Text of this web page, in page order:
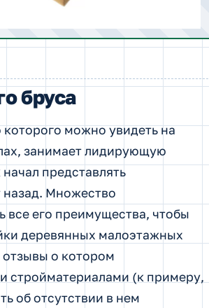
бруса
можно увидеть на
занимает лидирующую
представлять
назад. Множество
все его преимущества, чтобы
деревянных малоэтажных
отзывы о котором
стройматериалами (к примеру,
об отсутствии в нем